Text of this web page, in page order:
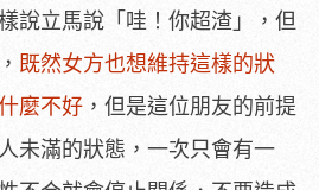
說立馬說「哇！你超渣」，但
既然女方也想維持這樣的狀
麼不好 ，但是這位朋友的前提
未滿的狀態，一次只會有一